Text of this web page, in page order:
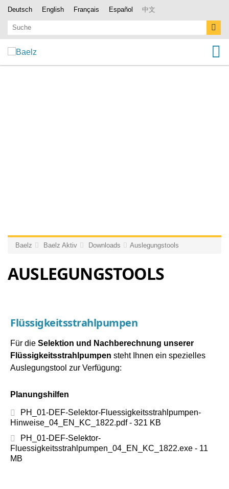
Deutsch English Français Español 中文
Baelz Baelz Aktiv Downloads Auslegungstools
AUSLEGUNGSTOOLS
Flüssigkeitsstrahlpumpen
Für die Selektion und Nachberechnung unserer
Flüssigkeitsstrahlpumpen steht Ihnen ein spezielles
Auslegungstool zur Verfügung:
Planungshilfen
PH_01-DEF-Selektor-Fluessigkeitsstrahlpumpen-
Hinweise_04_EN_KC_1822.pdf - 321 KB
PH_01-DEF-Selektor-
Fluessigkeitsstrahlpumpen_04_EN_KC_1822.exe - 11
MB